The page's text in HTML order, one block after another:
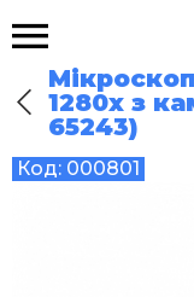
1280x з
65243)
Код: 000801